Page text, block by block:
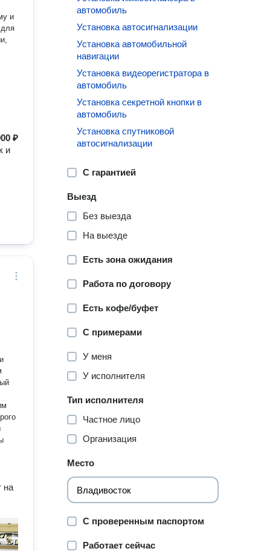
₽
и
на
автомобиль
Установка автосигнализации
Установка автомобильной
навигации
Установка видеорегистратора в
автомобиль
Установка секретной кнопки в
автомобиль
Установка спутниковой
автосигнализации
С гарантией
Выезд
Без выезда
На выезде
Есть зона ожидания
Работа по договору
Есть кофе/буфет
С примерами
У меня
У исполнителя
Тип исполнителя
Частное лицо
Организация
Место
С проверенным паспортом
Работает сейчас